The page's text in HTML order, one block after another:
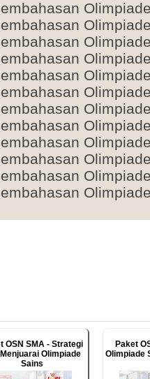
OSN SMA - Strategi
Olimpiade
Sains
Paket
Olimpiade